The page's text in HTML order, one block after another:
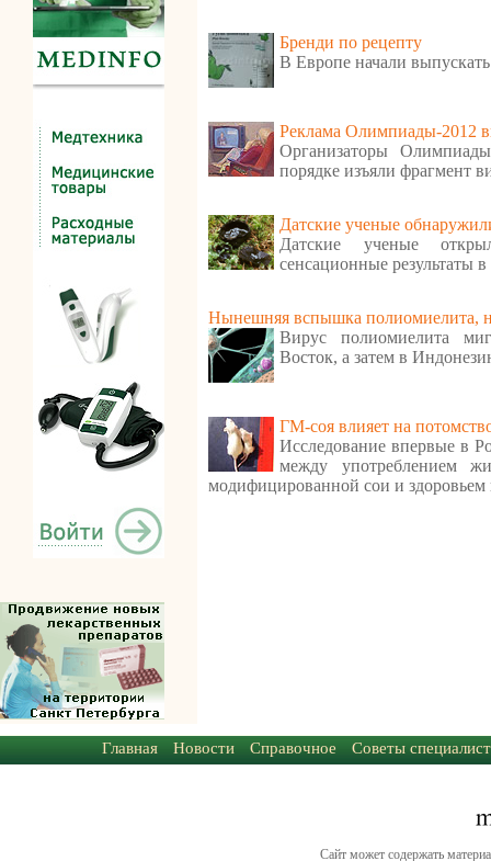
Бренди по рецепту
В Европе начали
Реклама Олимпиады-2012
Организаторы
порядке изъяли фрагмент
Датские ученые
Датские ученые
сенсационные результаты
Нынешняя вспышка полиомиелита,
Вирус полиомиелита
Восток, а затем в
ГМ-соя влияет на
Исследование впервые в
между употреблением
модифицированной сои и здоровьем
Главная Новости Справочное Советы
Сайт может содержать